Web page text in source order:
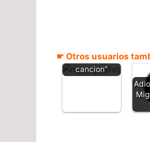
☛ Otros usuarios
“Letra y
cancion”